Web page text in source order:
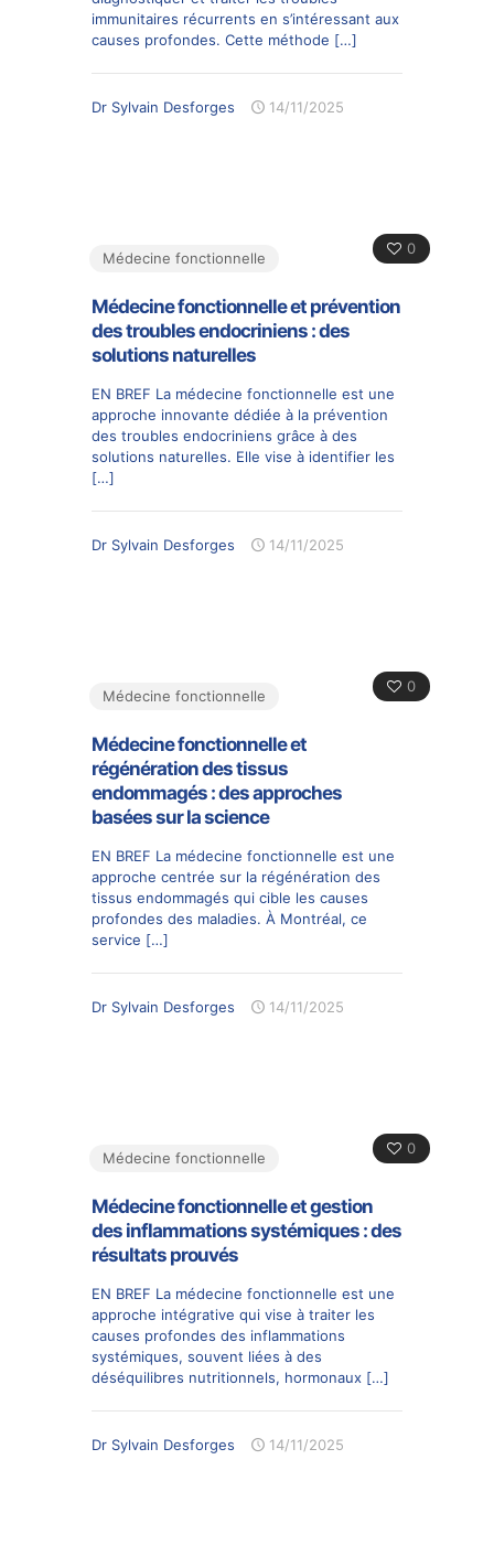
immunitaires récurrents en s’intéressant aux
causes profondes. Cette méthode […]
Dr Sylvain Desforges 14/11/2025
0
Médecine fonctionnelle
Médecine fonctionnelle et prévention
des troubles endocriniens : des
solutions naturelles
EN BREF La médecine fonctionnelle est une
approche innovante dédiée à la prévention
des troubles endocriniens grâce à des
solutions naturelles. Elle vise à identifier les
[…]
Dr Sylvain Desforges 14/11/2025
0
Médecine fonctionnelle
Médecine fonctionnelle et
régénération des tissus
endommagés : des approches
basées sur la science
EN BREF La médecine fonctionnelle est une
approche centrée sur la régénération des
tissus endommagés qui cible les causes
profondes des maladies. À Montréal, ce
service […]
Dr Sylvain Desforges 14/11/2025
0
Médecine fonctionnelle
Médecine fonctionnelle et gestion
des inflammations systémiques : des
résultats prouvés
EN BREF La médecine fonctionnelle est une
approche intégrative qui vise à traiter les
causes profondes des inflammations
systémiques, souvent liées à des
déséquilibres nutritionnels, hormonaux […]
Dr Sylvain Desforges 14/11/2025